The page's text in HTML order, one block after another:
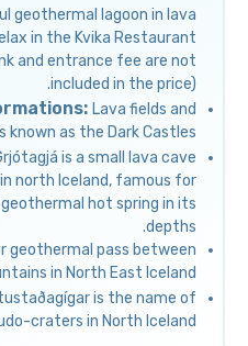
geothermal lagoon in lava
in the Kvika Restaurant
and entrance fee are not
included in the price).
Lava fields and
as the Dark Castles
is a small lava cave
north Iceland, famous for
hot spring in its
depths.
geothermal pass between
in North East Iceland.
is the name of
craters in North Iceland.